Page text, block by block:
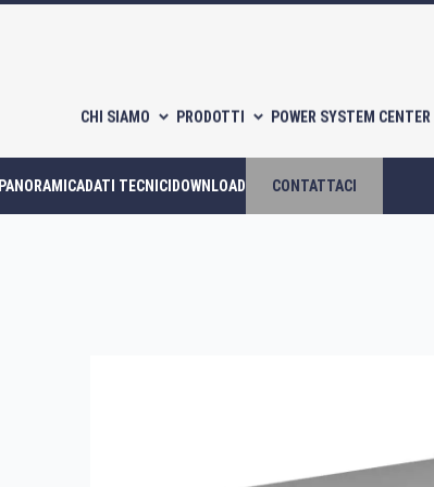
CHI SIAMO PRODOTTI POWER SYSTEM CENTER
PANORAMICADATI TECNICI DOWNLOAD CONTATTACI